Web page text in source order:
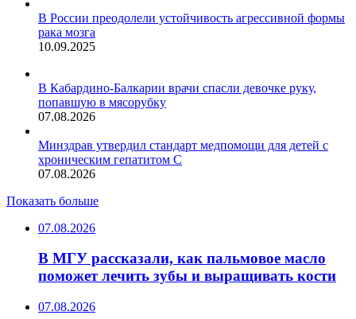
В России преодолели устойчивость агрессивной формы
рака мозга
10.09.2025
В Кабардино-Балкарии врачи спасли девочке руку,
попавшую в мясорубку
07.08.2026
Минздрав утвердил стандарт медпомощи для детей с
хроническим гепатитом С
07.08.2026
Показать больше
07.08.2026
В МГУ рассказали, как пальмовое масло
поможет лечить зубы и выращивать кости
07.08.2026